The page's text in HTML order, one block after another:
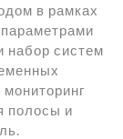
в рамках
набор систем
полосы и